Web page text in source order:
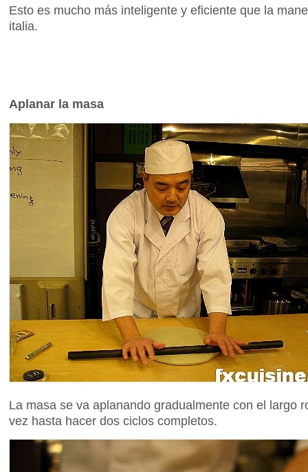
Esto es mucho más inteligente y eficiente que la
italia.
Aplanar la masa
La masa se va aplanando gradualmente con el largo
vez hasta hacer dos ciclos completos.